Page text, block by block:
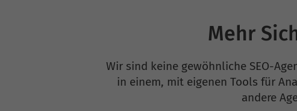
Mehr
Wir sind keine gewöhnliche SEO-
in einem, mit eigenen Tools für
andere